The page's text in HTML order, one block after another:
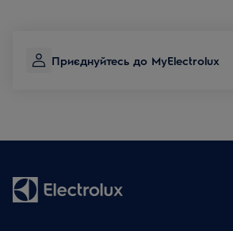
Приєднуйтесь до MyElectrolux